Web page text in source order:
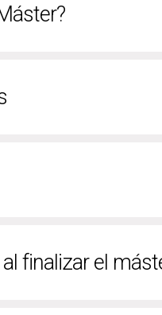
finalizar el